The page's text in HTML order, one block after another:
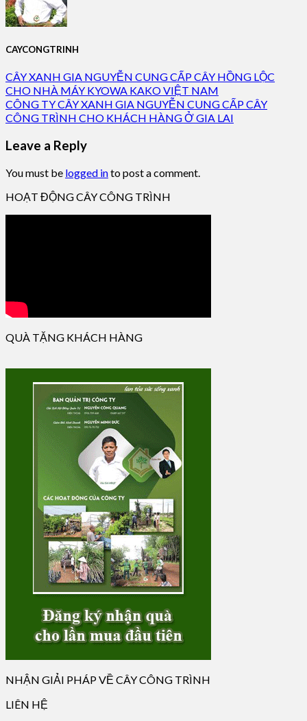
CAYCONGTRINH
CÂY XANH GIA NGUYỄN CUNG CẤP CÂY HỒNG LỘC
CHO NHÀ MÁY KYOWA KAKO VIỆT NAM
CÔNG TY CÂY XANH GIA NGUYỄN CUNG CẤP CÂY
CÔNG TRÌNH CHO KHÁCH HÀNG Ở GIA LAI
Leave a Reply
You must be logged into post a comment.
HOẠT ĐỘNG CÂY CÔNG TRÌNH
QUÀ TẶNG KHÁCH HÀNG
NHẬN GIẢI PHÁP VỀ CÂY CÔNG TRÌNH
LIÊN HỆ